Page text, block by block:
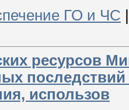
ГО и ЧС
ресурсов
использов